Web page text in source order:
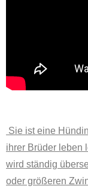
Sie ist eine
ihrer Brüder leben
wird ständig
oder größeren